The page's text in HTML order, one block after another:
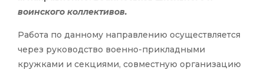
воинского коллективов.
Работа по данному направлению осуществляется
через руководство военно-прикладными
кружками и секциями, совместную организацию